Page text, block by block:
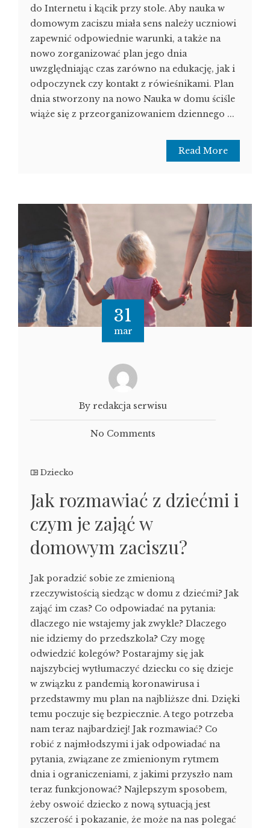
do Internetu i kącik przy stole. Aby nauka w
domowym zaciszu miała sens należy uczniowi
zapewnić odpowiednie warunki, a także na
nowo zorganizować plan jego dnia
uwzględniając czas zarówno na edukację, jak i
odpoczynek czy kontakt z rówieśnikami. Plan
dnia stworzony na nowo Nauka w domu ściśle
wiąże się z przeorganizowaniem dziennego ...
Read More
31
mar
By redakcja serwisu
No Comments
Dziecko
Jak rozmawiać z dziećmi i
czym je zająć w
domowym zaciszu?
Jak poradzić sobie ze zmienioną
rzeczywistością siedząc w domu z dziećmi? Jak
zająć im czas? Co odpowiadać na pytania:
dlaczego nie wstajemy jak zwykle? Dlaczego
nie idziemy do przedszkola? Czy mogę
odwiedzić kolegów? Postarajmy się jak
najszybciej wytłumaczyć dziecku co się dzieje
w związku z pandemią koronawirusa i
przedstawmy mu plan na najbliższe dni. Dzięki
temu poczuje się bezpiecznie. A tego potrzeba
nam teraz najbardziej! Jak rozmawiać? Co
robić z najmłodszymi i jak odpowiadać na
pytania, związane ze zmienionym rytmem
dnia i ograniczeniami, z jakimi przyszło nam
teraz funkcjonować? Najlepszym sposobem,
żeby oswoić dziecko z nową sytuacją jest
szczerość i pokazanie, że może na nas polegać